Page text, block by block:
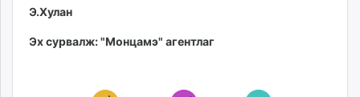
unegui.mn
toim.mn
Э.Хулан
Эх сурвалж: "Монцамэ" агентлаг